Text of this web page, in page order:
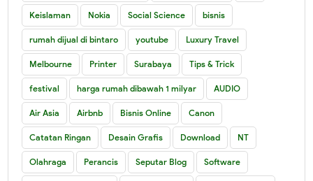
Keislaman Nokia Social Science bisnis
rumah dijual di bintaro youtube Luxury Travel
Melbourne Printer Surabaya Tips & Trick
festival harga rumah dibawah 1 milyar AUDIO
Air Asia Airbnb Bisnis Online Canon
Catatan Ringan Desain Grafis Download NT
Olahraga Perancis Seputar Blog Software